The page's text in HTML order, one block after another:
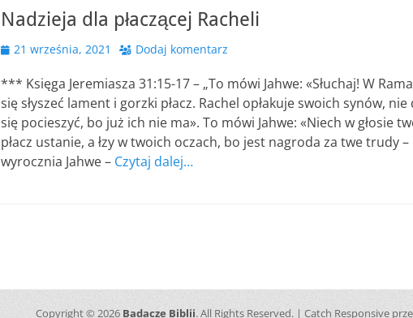
Nadzieja dla płaczącej Racheli
Opublikowano
21 września, 2021 Dodaj komentarz
*** Księga Jeremiasza 31:15-17 – „To mówi Jahwe: «Słuchaj! W
się słyszeć lament i gorzki płacz. Rachel opłakuje swoich synów, nie
się pocieszyć, bo już ich nie ma». To mówi Jahwe: «Niech w głosie
płacz ustanie, a łzy w twoich oczach, bo jest nagroda za twe trudy –
wyrocznia Jahwe – Czytaj dalej…
Copyright © 2026 Badacze Biblii. All Rights Reserved. | Catch Responsive